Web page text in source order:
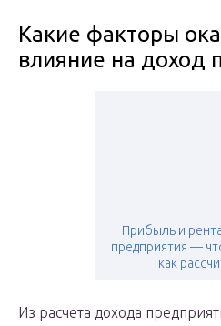
Какие факторы
влияние на доход
Прибыль и
предприятия —
как
Из расчета дохода